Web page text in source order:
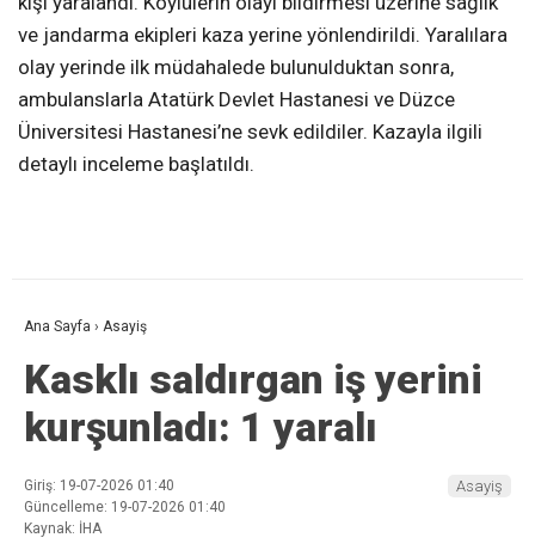
ve jandarma ekipleri kaza yerine yönlendirildi. Yaralılara
olay yerinde ilk müdahalede bulunulduktan sonra,
ambulanslarla Atatürk Devlet Hastanesi ve Düzce
Üniversitesi Hastanesi’ne sevk edildiler. Kazayla ilgili
detaylı inceleme başlatıldı.
Ana Sayfa › Asayiş
Kasklı saldırgan iş yerini
kurşunladı: 1 yaralı
Giriş: 19-07-2026 01:40
Güncelleme: 19-07-2026 01:40
Kaynak: İHA
Asayiş